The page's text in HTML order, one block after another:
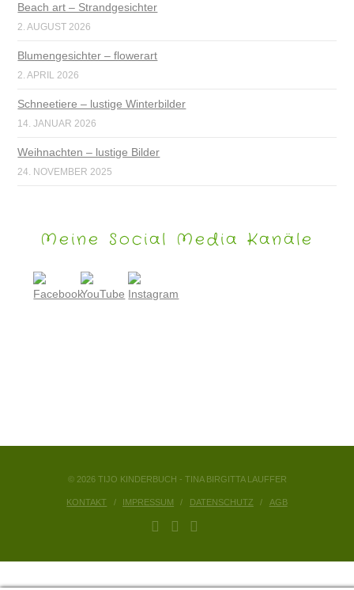
Beach art – Strandgesichter
2. AUGUST 2026
Blumengesichter – flowerart
2. APRIL 2026
Schneetiere – lustige Winterbilder
14. JANUAR 2026
Weihnachten – lustige Bilder
24. NOVEMBER 2025
Meine Social Media Kanäle
© 2026 TIJO KINDERBUCH - TINA BIRGITTA LAUFFER
KONTAKT IMPRESSUM DATENSCHUTZ AGB